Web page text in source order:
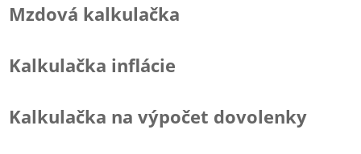
Mzdová kalkulačka
Kalkulačka inflácie
Kalkulačka na výpočet dovolenky